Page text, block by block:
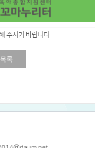
주시기 바랍니다.
목록